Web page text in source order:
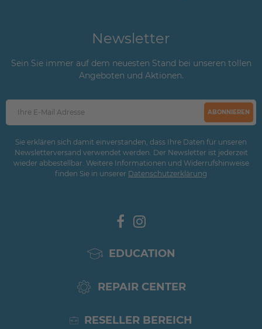
Newsletter
Sein Sie immer auf dem neuesten Stand bei unseren tollen
Angeboten und Aktionen.
ABONNIEREN
Sie erklären sich damit einverstanden, dass Ihre Daten für unseren
Newsletterversand verwendet werden. Der Newsletter ist jederzeit
wieder abbestellbar. Weitere Informationen und Widerrufshinweise
finden Sie in unserer Daten­schutz­erklärung
EDUCATION
REPAIR CENTER
RESELLER BEREICH